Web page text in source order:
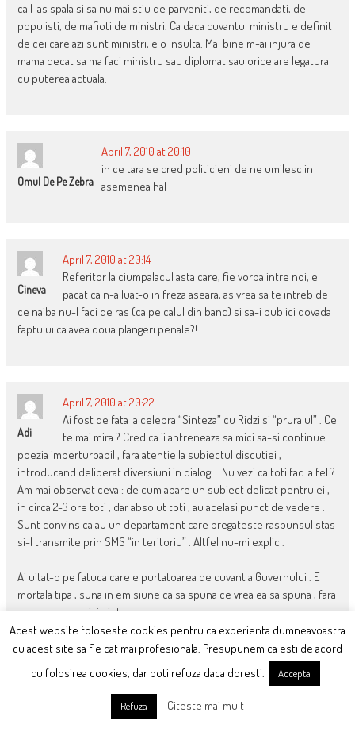
ca l-as spala si sa nu mai stiu de parveniti, de recomandati, de
populisti, de mafioti de ministri. Ca daca cuvantul ministru e definit
de cei care azi sunt ministri, e o insulta. Mai bine m-ai injura de
mama decat sa ma faci ministru sau diplomat sau orice are legatura
cu puterea actuala.
Omul De Pe Zebra
April 7, 2010 at 20:10
in ce tara se cred politicieni de ne umilesc in
asemenea hal
Cineva
April 7, 2010 at 20:14
Referitor la ciumpalacul asta care, fie vorba intre noi, e
pacat ca n-a luat-o in freza aseara, as vrea sa te intreb de
ce naiba nu-l faci de ras (ca pe calul din banc) si sa-i publici dovada
faptului ca avea doua plangeri penale?!
Adi
April 7, 2010 at 20:22
Ai fost de fata la celebra “Sinteza” cu Ridzi si “pruralul” . Ce
te mai mira ? Cred ca ii antreneaza sa mici sa-si continue
poezia imperturbabil , fara atentie la subiectul discutiei ,
introducand deliberat diversiuni in dialog … Nu vezi ca toti fac la fel ?
Am mai observat ceva : de cum apare un subiect delicat pentru ei ,
in circa 2-3 ore toti , dar absolut toti , au acelasi punct de vedere .
Sunt convins ca au un departament care pregateste raspunsul stas
si-l transmite prin SMS “in teritoriu” . Altfel nu-mi explic .
—
Ai uitat-o pe fatuca care e purtatoarea de cuvant a Guvernului . E
mortala tipa , suna in emisiune ca sa spuna ce vrea ea sa spuna , fara
a raspunde la nicio intrebare .
Stii ce-i trist ? Ca diversiunile astea mai si prind . Romanii astia ai
nostri , pana nu incep sa cada pe strada de foame , nu cred ca vor
Acest website foloseste cookies pentru ca experienta dumneavoastra
cu acest site sa fie cat mai profesionala. Presupunem ca esti de acord
cu folosirea cookies, dar poti refuza daca doresti.
Accepta
Refuza Citeste mai mult